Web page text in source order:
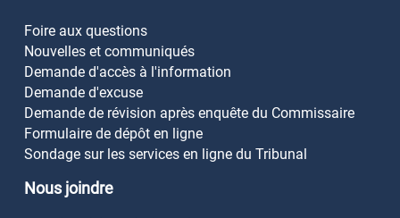
Foire aux questions
Nouvelles et communiqués
Demande d'accès à l'information
Demande d'excuse
Demande de révision après enquête du Commissaire
Formulaire de dépôt en ligne
Sondage sur les services en ligne du Tribunal
Nous joindre